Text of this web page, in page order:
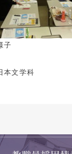
子
本文学科